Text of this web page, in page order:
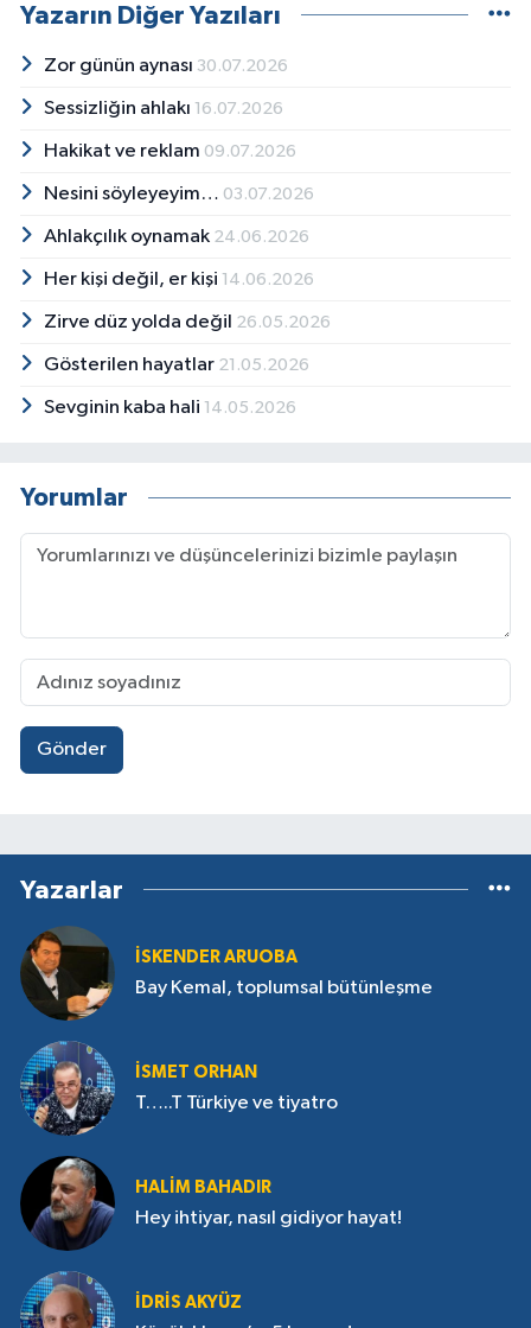
Yazarın Diğer Yazıları
Zor günün aynası 30.07.2026
Sessizliğin ahlakı 16.07.2026
Hakikat ve reklam 09.07.2026
Nesini söyleyeyim… 03.07.2026
Ahlakçılık oynamak 24.06.2026
Her kişi değil, er kişi 14.06.2026
Zirve düz yolda değil 26.05.2026
Gösterilen hayatlar 21.05.2026
Sevginin kaba hali 14.05.2026
Yorumlar
Gönder
Yazarlar
İSKENDER ARUOBA
Bay Kemal, toplumsal bütünleşme
İSMET ORHAN
T…..T Türkiye ve tiyatro
HALIM BAHADIR
Hey ihtiyar, nasıl gidiyor hayat!
İDRIS AKYÜZ